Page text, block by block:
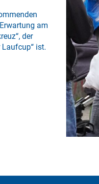
am
der
ist.